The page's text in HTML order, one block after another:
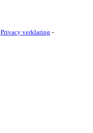
Privacy verklaring -